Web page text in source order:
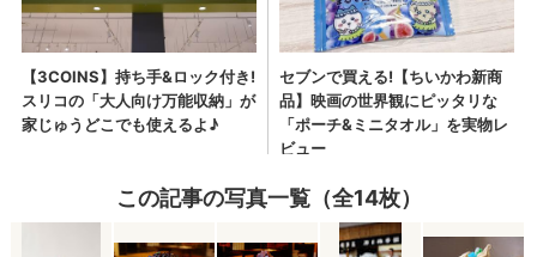
この記事の写真一覧（全14枚）